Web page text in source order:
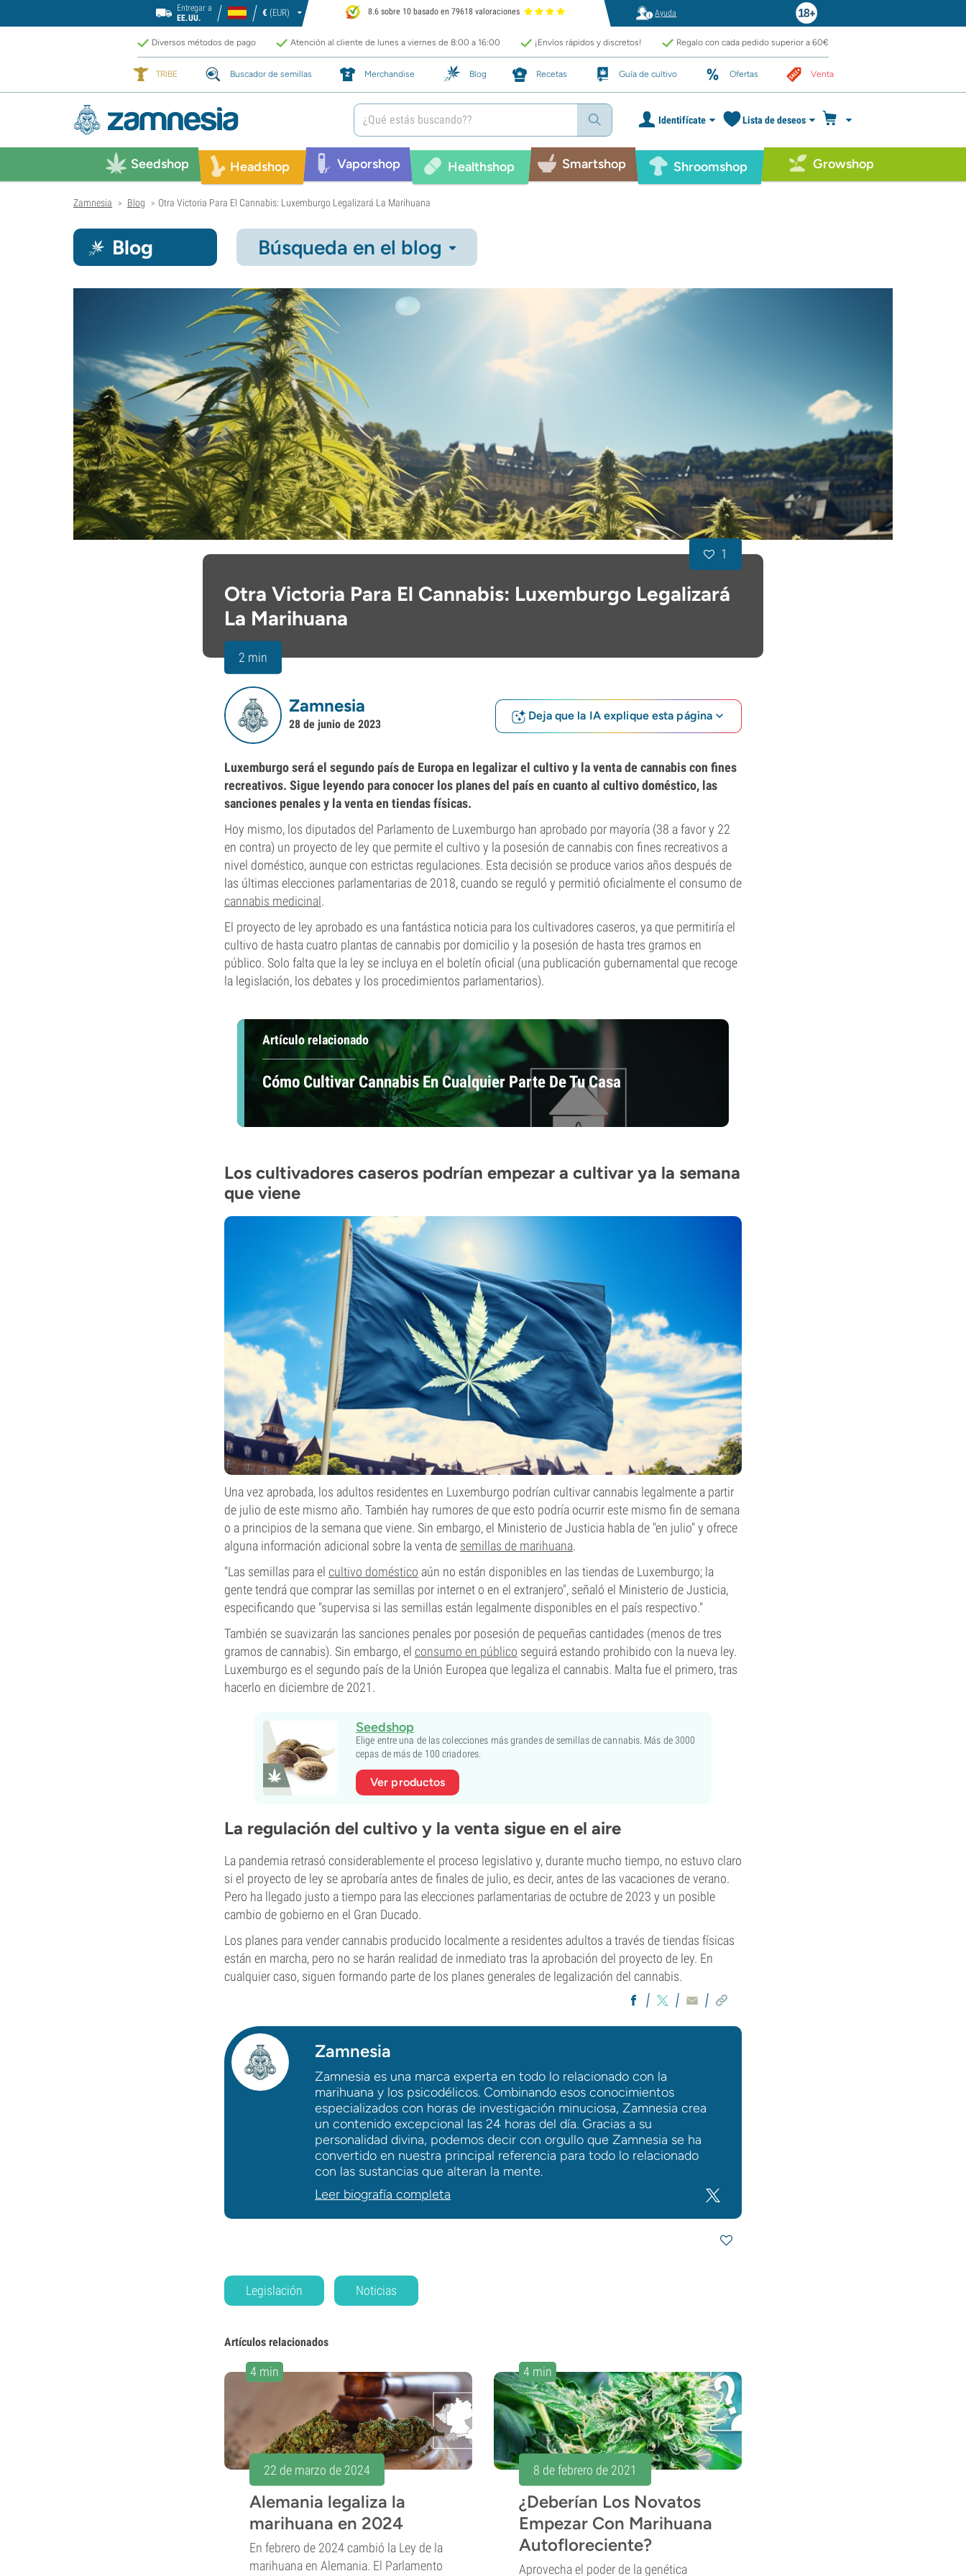
Entregar a
EE.UU.
€ (EUR) 8.6 sobre 10 basado en 79618 valoraciones Ayuda
Diversos métodos de pago Atención al cliente de lunes a viernes de 8:00 a 16:00 ¡Envíos rápidos y discretos! Regalo con cada pedido superior a 60€
TRIBE Buscador de semillas Merchandise Blog Recetas Guía de cultivo Ofertas Venta
Identifícate Lista de deseos
Seedshop Headshop Vaporshop Healthshop Smartshop Shroomshop Growshop
Zamnesia > Blog > Otra Victoria Para El Cannabis: Luxemburgo Legalizará La Marihuana
Blog Búsqueda en el blog
Otra Victoria Para El Cannabis: Luxemburgo Legalizará
La Marihuana
2 min
1
Zamnesia
28 de junio de 2023
Deja que la IA explique esta página
Luxemburgo será el segundo país de Europa en legalizar el cultivo y la venta de cannabis con fines
recreativos. Sigue leyendo para conocer los planes del país en cuanto al cultivo doméstico, las
sanciones penales y la venta en tiendas físicas.
Hoy mismo, los diputados del Parlamento de Luxemburgo han aprobado por mayoría (38 a favor y 22
en contra) un proyecto de ley que permite el cultivo y la posesión de cannabis con fines recreativos a
nivel doméstico, aunque con estrictas regulaciones. Esta decisión se produce varios años después de
las últimas elecciones parlamentarias de 2018, cuando se reguló y permitió oficialmente el consumo de
cannabis medicinal.
El proyecto de ley aprobado es una fantástica noticia para los cultivadores caseros, ya que permitiría el
cultivo de hasta cuatro plantas de cannabis por domicilio y la posesión de hasta tres gramos en
público. Solo falta que la ley se incluya en el boletín oficial (una publicación gubernamental que recoge
la legislación, los debates y los procedimientos parlamentarios).
Artículo relacionado
Cómo Cultivar Cannabis En Cualquier Parte De Tu Casa
Los cultivadores caseros podrían empezar a cultivar ya la semana
que viene
Una vez aprobada, los adultos residentes en Luxemburgo podrían cultivar cannabis legalmente a partir
de julio de este mismo año. También hay rumores de que esto podría ocurrir este mismo fin de semana
o a principios de la semana que viene. Sin embargo, el Ministerio de Justicia habla de "en julio" y ofrece
alguna información adicional sobre la venta de semillas de marihuana.
"Las semillas para el cultivo doméstico aún no están disponibles en las tiendas de Luxemburgo; la
gente tendrá que comprar las semillas por internet o en el extranjero", señaló el Ministerio de Justicia,
especificando que "supervisa si las semillas están legalmente disponibles en el país respectivo."
También se suavizarán las sanciones penales por posesión de pequeñas cantidades (menos de tres
gramos de cannabis). Sin embargo, el consumo en público seguirá estando prohibido con la nueva ley.
Luxemburgo es el segundo país de la Unión Europea que legaliza el cannabis. Malta fue el primero, tras
hacerlo en diciembre de 2021.
Seedshop
Elige entre una de las colecciones más grandes de semillas de cannabis. Más de 3000
cepas de más de 100 criadores.
Ver productos
La regulación del cultivo y la venta sigue en el aire
La pandemia retrasó considerablemente el proceso legislativo y, durante mucho tiempo, no estuvo claro
si el proyecto de ley se aprobaría antes de finales de julio, es decir, antes de las vacaciones de verano.
Pero ha llegado justo a tiempo para las elecciones parlamentarias de octubre de 2023 y un posible
cambio de gobierno en el Gran Ducado.
Los planes para vender cannabis producido localmente a residentes adultos a través de tiendas físicas
están en marcha, pero no se harán realidad de inmediato tras la aprobación del proyecto de ley. En
cualquier caso, siguen formando parte de los planes generales de legalización del cannabis.
Zamnesia
Zamnesia es una marca experta en todo lo relacionado con la
marihuana y los psicodélicos. Combinando esos conocimientos
especializados con horas de investigación minuciosa, Zamnesia crea
un contenido excepcional las 24 horas del día. Gracias a su
personalidad divina, podemos decir con orgullo que Zamnesia se ha
convertido en nuestra principal referencia para todo lo relacionado
con las sustancias que alteran la mente.
Leer biografía completa
Legislación Noticias
Artículos relacionados
4 min
22 de marzo de 2024
Alemania legaliza la
marihuana en 2024
En febrero de 2024 cambió la Ley de la
marihuana en Alemania. El Parlamento
4 min
8 de febrero de 2021
¿Deberían Los Novatos
Empezar Con Marihuana
Autofloreciente?
Aprovecha el poder de la genética